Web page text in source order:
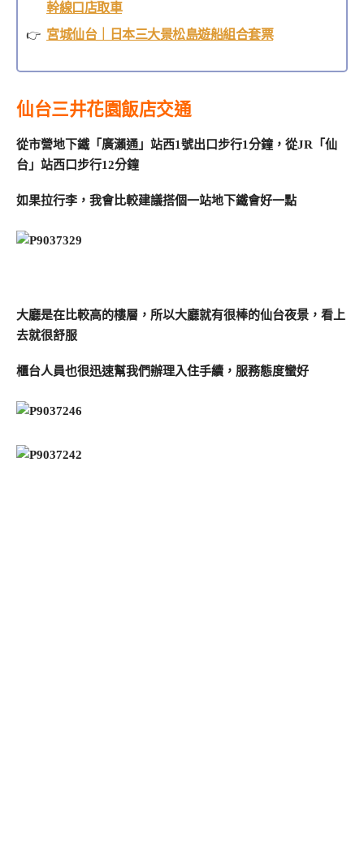
幹線口店取車
宮城仙台｜日本三大景松島遊船組合套票
仙台三井花園飯店交通
從市營地下鐵「廣瀨通」站西1號出口步行1分鐘，從JR「仙
台」站西口步行12分鐘
如果拉行李，我會比較建議搭個一站地下鐵會好一點
大廳是在比較高的樓層，所以大廳就有很棒的仙台夜景，看上
去就很舒服
櫃台人員也很迅速幫我們辦理入住手續，服務態度蠻好